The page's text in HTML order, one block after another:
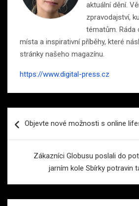
aktuální dění.
zpravodajství,
tématům. Ráda
místa a inspirativní příběhy, které
stránky našeho magazínu.
https://www.digital-press.cz
proObjevte nové možnosti s online
Zákazníci Globusu poslali do
jarním kole Sbírky potravin